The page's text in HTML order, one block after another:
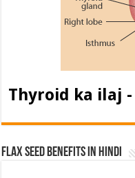
Thyroid ka ilaj -
Flax Seed Benefits in hindi